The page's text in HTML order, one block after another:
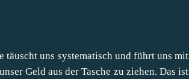
täuscht uns systematisch und führt uns mit
Geld aus der Tasche zu ziehen. Das ist